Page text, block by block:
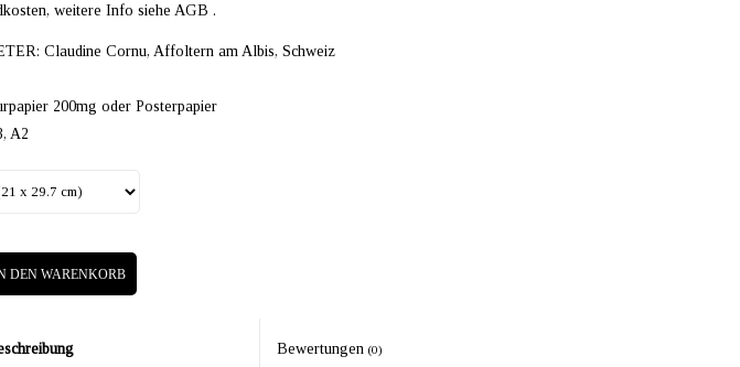
weitere Info siehe AGB .
Claudine Cornu, Affoltern am Albis, Schweiz
200mg oder Posterpapier
A2
DEN WARENKORB
Bewertungen(0)